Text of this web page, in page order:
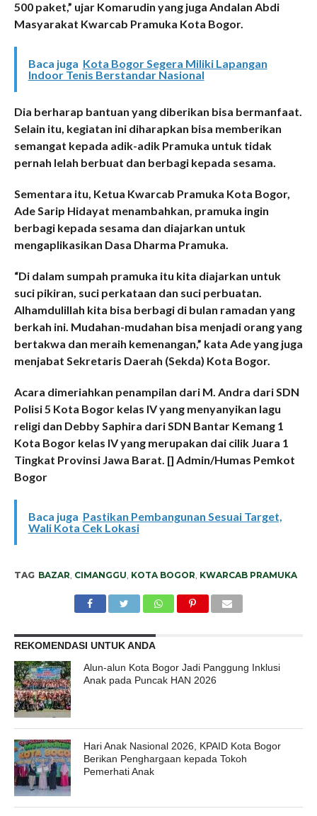
500 paket,” ujar Komarudin yang juga Andalan Abdi
Masyarakat Kwarcab Pramuka Kota Bogor.
Baca juga Kota Bogor Segera Miliki Lapangan
Indoor Tenis Berstandar Nasional
Dia berharap bantuan yang diberikan bisa bermanfaat.
Selain itu, kegiatan ini diharapkan bisa memberikan
semangat kepada adik-adik Pramuka untuk tidak
pernah lelah berbuat dan berbagi kepada sesama.
Sementara itu, Ketua Kwarcab Pramuka Kota Bogor,
Ade Sarip Hidayat menambahkan, pramuka ingin
berbagi kepada sesama dan diajarkan untuk
mengaplikasikan Dasa Dharma Pramuka.
“Di dalam sumpah pramuka itu kita diajarkan untuk
suci pikiran, suci perkataan dan suci perbuatan.
Alhamdulillah kita bisa berbagi di bulan ramadan yang
berkah ini. Mudahan-mudahan bisa menjadi orang yang
bertakwa dan meraih kemenangan,” kata Ade yang juga
menjabat Sekretaris Daerah (Sekda) Kota Bogor.
Acara dimeriahkan penampilan dari M. Andra dari SDN
Polisi 5 Kota Bogor kelas IV yang menyanyikan lagu
religi dan Debby Saphira dari SDN Bantar Kemang 1
Kota Bogor kelas IV yang merupakan dai cilik Juara 1
Tingkat Provinsi Jawa Barat. [] Admin/Humas Pemkot
Bogor
Baca juga Pastikan Pembangunan Sesuai Target,
Wali Kota Cek Lokasi
TAG BAZAR CIMANGGU KOTA BOGOR KWARCAB PRAMUKA
REKOMENDASI UNTUK ANDA
Alun-alun Kota Bogor Jadi Panggung Inklusi
Anak pada Puncak HAN 2026
Hari Anak Nasional 2026, KPAID Kota Bogor
Berikan Penghargaan kepada Tokoh
Pemerhati Anak